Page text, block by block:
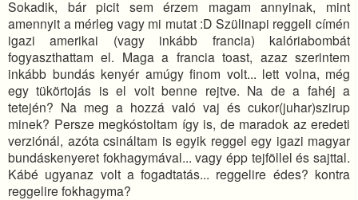
Sokadik, bár picit sem érzem magam annyinak, mint
amennyit a mérleg vagy mi mutat :D Szülinapi reggeli címén
igazi amerikai (vagy inkább francia) kalóriabombát
fogyaszthattam el. Maga a francia toast, azaz szerintem
inkább bundás kenyér amúgy finom volt... lett volna, még
egy tükörtojás is el volt benne rejtve. Na de a fahéj a
tetején? Na meg a hozzá való vaj és cukor(juhar)szirup
minek? Persze megkóstoltam így is, de maradok az eredeti
verziónál, azóta csináltam is egyik reggel egy igazi magyar
bundáskenyeret fokhagymával... vagy épp tejföllel és sajttal.
Kábé ugyanaz volt a fogadtatás... reggelire édes? kontra
reggelire fokhagyma?